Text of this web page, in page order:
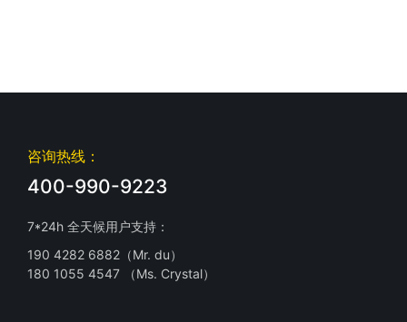
咨询热线：
400-990-9223
7*24h 全天候用户支持：
190 4282 6882（Mr. du）
180 1055 4547 （Ms. Crystal）